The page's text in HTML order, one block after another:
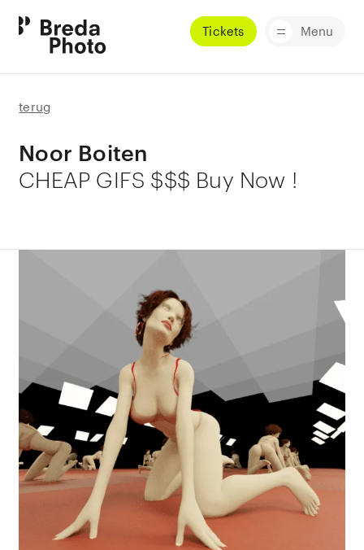
Tickets Menu
terug
Noor Boiten
CHEAP GIFS $$$ Buy Now !